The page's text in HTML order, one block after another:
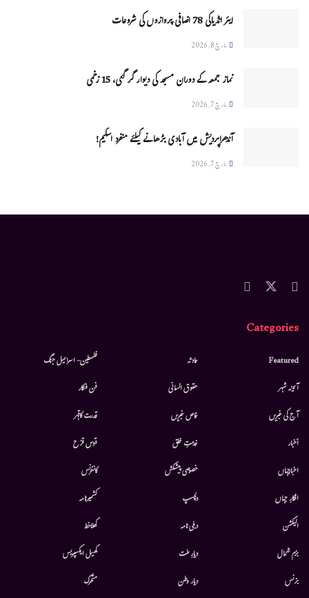
ایئر انڈیاکی 78 اضافی پروازوں کی شروعات
مارچ 8, 2026
نماز جمعہ کے دوران مسجد کی دیوار گر گئی، 15 زخمی
مارچ 7, 2026
آندھراپردیش میں آبادی بڑھانے کیلئے منفرد اسکیم!
مارچ 7, 2026
Categories
Featured
آئینہ شہر
آج کی خبریں
أخبار
اخبارجہاں
افکارِ جہاں
الیکشن
بزم شمال
بزنس
حادثہ
حقوق انسانی
خاص خبریں
خدمتِ خلق
خصوصی پیشکش
دلچسپ
دہلی نامہ
دیارِ ملت
دیار وطن
فلسطین- اسرائیل جنگ
فن فنکار
قدرت کاقہر
قوس قزح
کانفرنس
کشمیرنامہ
کھلاخط
کھیل ایکسپریس
متحرك